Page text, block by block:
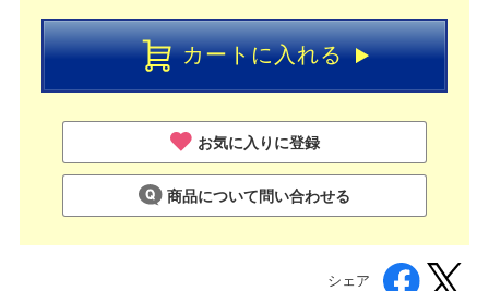
カートに入れる
お気に入りに登録
商品について問い合わせる
シェア